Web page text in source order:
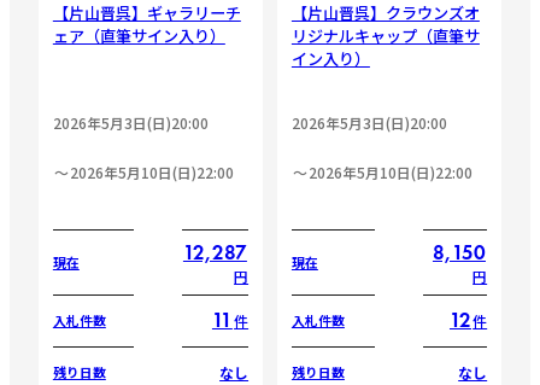
【片山晋呉】ギャラリーチ
ェア（直筆サイン入り）
2026年5月3日(日)20:00
2026年5月10日(日)22:00
現在 12,287
円
入札件数 11 件
残り日数 なし
【片山晋呉】クラウンズオ
リジナルキャップ（直筆サ
イン入り）
2026年5月3日(日)20:00
2026年5月10日(日)22:00
現在 8,150
円
入札件数 12件
残り日数 なし